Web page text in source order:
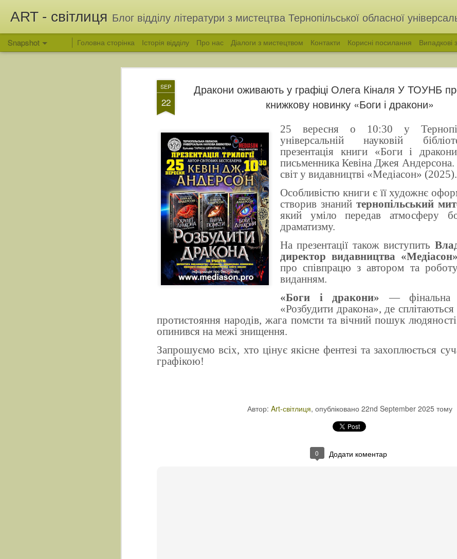
SEP
22
Дракони оживають у графіці Олега Кіналя У ТОУНБ
книжкову новинку «Боги і дракони»
25 вересня о 10:30 у
універсальній науковій
презентація книги «Боги і
письменника Кевіна Джея
світ у видавництві «Медіасон» (2025).
Особливістю книги є її художнє
створив знаний тернопільський
який уміло передав атмосферу
драматизму.
На презентації також виступить
директор видавництва «Медіасон»
про співпрацю з автором та
виданням.
«Боги і дракони» — фінальна
«Розбудити дракона», де сплітаються
протистояння народів, жага помсти та вічний пошук
опинився на межі знищення.
Запрошуємо всіх, хто цінує якісне фентезі та захоплюється
графікою!
Автор: Art-світлиця, опубліковано 22nd September 2025 тому
0 Додати коментар
ART - світлиця Блог відділу літератури з мистецтва Тернопільської обласної
Snapshot Головна сторінка Історія відділу Про нас Діалоги з мистецтвом Контакти Корисні посилання Випадкові
Людина, яка зберегла голос української народної пісні. Філарет Колесса«ВІДЛУННЯ